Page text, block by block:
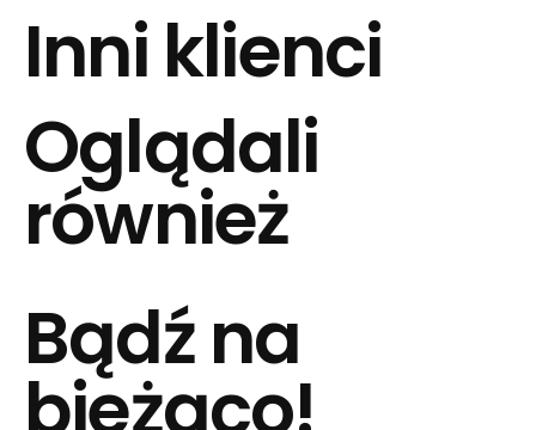
Inni klienci
Oglądali
również
Bądź na